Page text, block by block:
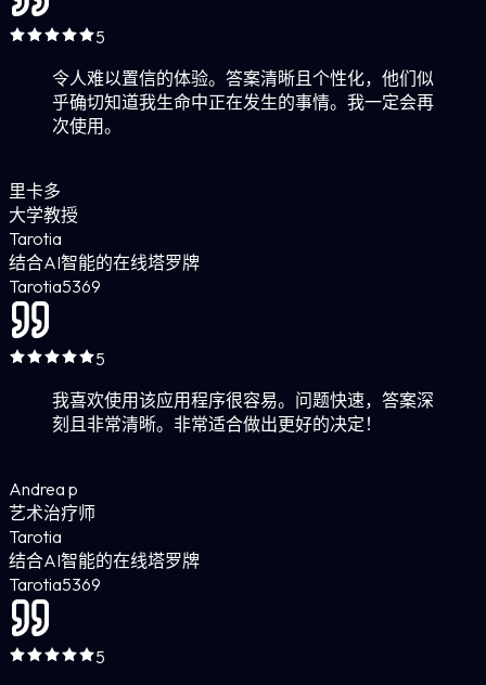
5
令人难以置信的体验。答案清晰且个性化，他们似
乎确切知道我生命中正在发生的事情。我一定会再
次使用。
里卡多
大学教授
Tarotia
结合AI智能的在线塔罗牌
Tarotia5369
5
我喜欢使用该应用程序很容易。问题快速，答案深
刻且非常清晰。非常适合做出更好的决定！
Andrea p
艺术治疗师
Tarotia
结合AI智能的在线塔罗牌
Tarotia5369
5